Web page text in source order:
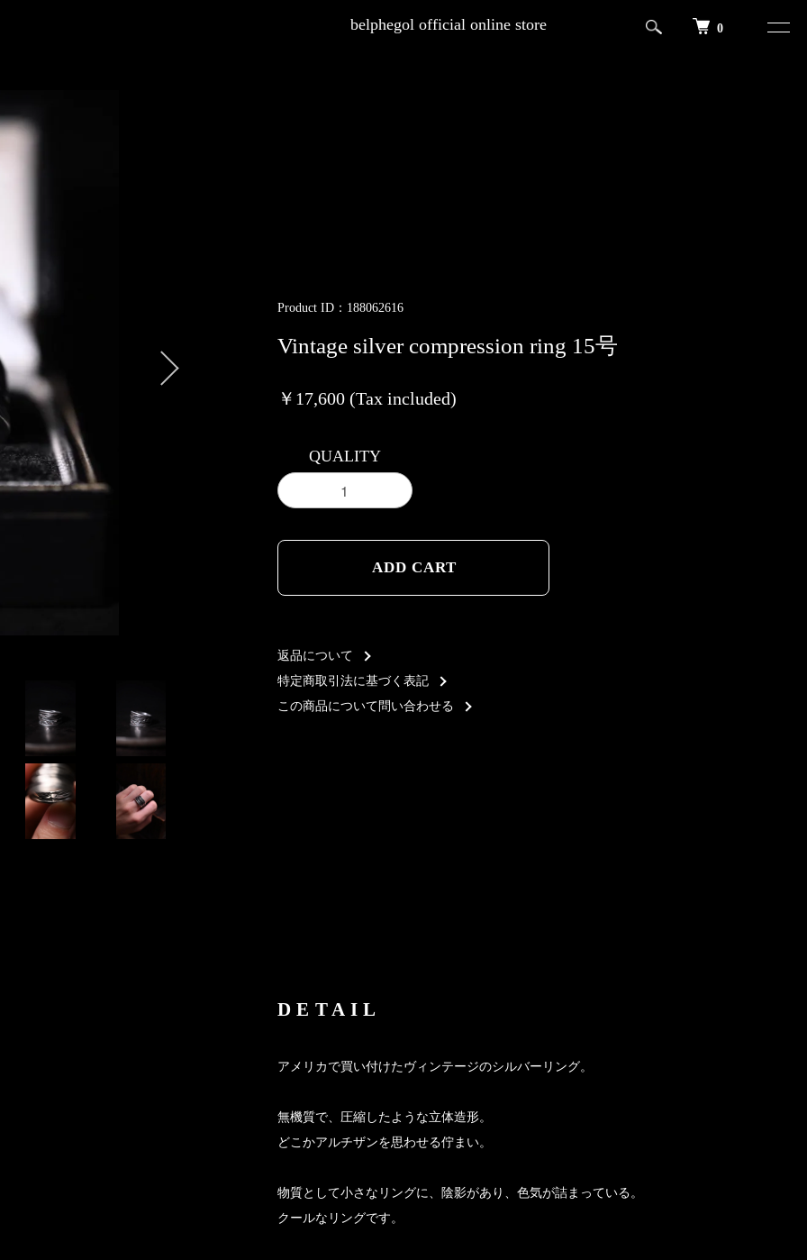
belphegol official online store 0
Product ID：188062616
Vintage silver compression ring 15号
￥17,600 (Tax included)
QUALITY
ADD CART
ADD CART
返品について
特定商取引法に基づく表記
この商品について問い合わせる
DETAIL
アメリカで買い付けたヴィンテージのシルバーリング。
無機質で、圧縮したような立体造形。
どこかアルチザンを思わせる佇まい。
物質として小さなリングに、陰影があり、色気が詰まっている。
クールなリングです。